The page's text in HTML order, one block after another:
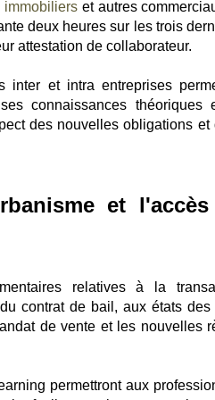
immobiliers et autres
deux heures sur les trois
attestation de collaborateur.
inter et intra entreprises
connaissances théoriques
des nouvelles obligations et
et
relatives à la
contrat de bail, aux états des
de vente et les nouvelles
permettront aux